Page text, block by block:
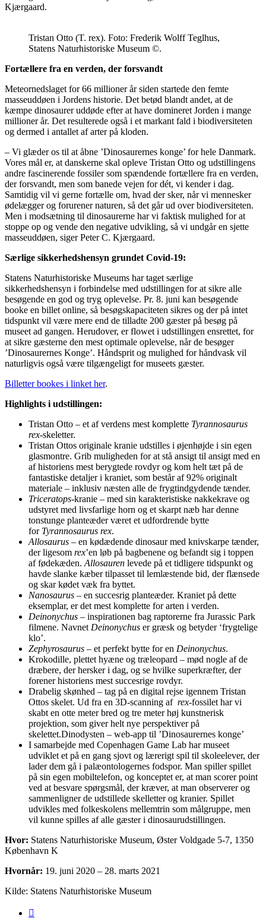
Kjærgaard.
Tristan Otto (T. rex). Foto: Frederik Wolff Teglhus,
Statens Naturhistoriske Museum ©.
Fortællere fra en verden, der forsvandt
Meteornedslaget for 66 millioner år siden startede den femte
masseuddøen i Jordens historie. Det betød blandt andet, at de
kæmpe dinosaurer uddøde efter at have domineret Jorden i mange
millioner år. Det resulterede også i et markant fald i biodiversiteten
og dermed i antallet af arter på kloden.
– Vi glæder os til at åbne ’Dinosaurernes konge’ for hele Danmark.
Vores mål er, at danskerne skal opleve Tristan Otto og udstillingens
andre fascinerende fossiler som spændende fortællere fra en verden,
der forsvandt, men som banede vejen for dét, vi kender i dag.
Samtidig vil vi gerne fortælle om, hvad der sker, når vi mennesker
ødelægger og forurener naturen, så det går ud over biodiversiteten.
Men i modsætning til dinosaurerne har vi faktisk mulighed for at
stoppe op og vende den negative udvikling, så vi undgår en sjette
masseuddøen, siger Peter C. Kjærgaard.
Særlige sikkerhedshensyn grundet Covid-19:
Statens Naturhistoriske Museums har taget særlige
sikkerhedshensyn i forbindelse med udstillingen for at sikre alle
besøgende en god og tryg oplevelse. Pr. 8. juni kan besøgende
booke en billet online, så besøgskapaciteten sikres og der på intet
tidspunkt vil være mere end de tilladte 200 gæster på besøg på
museet ad gangen. Herudover, er flowet i udstillingen ensrettet, for
at sikre gæsterne den mest optimale oplevelse, når de besøger
’Dinosaurernes Konge’. Håndsprit og mulighed for håndvask vil
naturligvis også være tilgængeligt for museets gæster.
Billetter bookes i linket her.
Highlights i udstillingen:
Tristan Otto – et af verdens mest komplette Tyrannosaurus
rex-skeletter.
Tristan Ottos originale kranie udstilles i øjenhøjde i sin egen
glasmontre. Grib muligheden for at stå ansigt til ansigt med en
af historiens mest berygtede rovdyr og kom helt tæt på de
fantastiske detaljer i kraniet, som består af 92% originalt
materiale – inklusiv næsten alle de frygtindgydende tænder.
Triceratops-kranie – med sin karakteristiske nakkekrave og
udstyret med livsfarlige horn og et skarpt næb har denne
tonstunge planteæder været et udfordrende bytte
for Tyrannosaurus rex.
Allosaurus – en kødædende dinosaur med knivskarpe tænder,
der ligesom rex’en løb på bagbenene og befandt sig i toppen
af fødekæden. Allosauren levede på et tidligere tidspunkt og
havde slanke kæber tilpasset til lemlæstende bid, der flænsede
og skar kødet væk fra byttet.
Nanosaurus – en succesrig planteæder. Kraniet på dette
eksemplar, er det mest komplette for arten i verden.
Deinonychus – inspirationen bag raptorerne fra Jurassic Park
filmene. Navnet Deinonychus er græsk og betyder ‘frygtelige
klo’.
Zephyrosaurus – et perfekt bytte for en Deinonychus.
Krokodille, plettet hyæne og træleopard – mød nogle af de
dræbere, der hersker i dag, og se hvilke superkræfter, der
forener historiens mest succesrige rovdyr.
Drabelig skønhed – tag på en digital rejse igennem Tristan
Ottos skelet. Ud fra en 3D-scanning af rex-fossilet har vi
skabt en otte meter bred og tre meter høj kunstnerisk
projektion, som giver helt nye perspektiver på
skelettet.Dinodysten – web-app til ’Dinosaurernes konge’
I samarbejde med Copenhagen Game Lab har museet
udviklet et på en gang sjovt og lærerigt spil til skoleelever, der
lader dem gå i palæontologernes fodspor. Man spiller spillet
på sin egen mobiltelefon, og konceptet er, at man scorer point
ved at besvare spørgsmål, der kræver, at man observerer og
sammenligner de udstillede skelletter og kranier. Spillet
udvikles med folkeskolens mellemtrin som målgruppe, men
vil kunne spilles af alle gæster i dinosaurudstillingen.
Hvor: Statens Naturhistoriske Museum, Øster Voldgade 5-7, 1350
København K
Hvornår: 19. juni 2020 – 28. marts 2021
Kilde: Statens Naturhistoriske Museum